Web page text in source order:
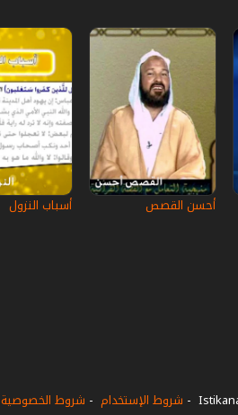
أحسن القصص أسباب النزول
- شروط الإستخدام - شروط الخصوصية